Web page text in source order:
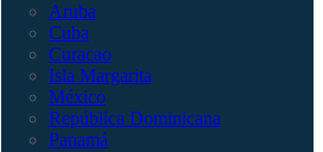
Aruba
Cuba
Curacao
Isla Margarita
México
República Dominicana
Panamá